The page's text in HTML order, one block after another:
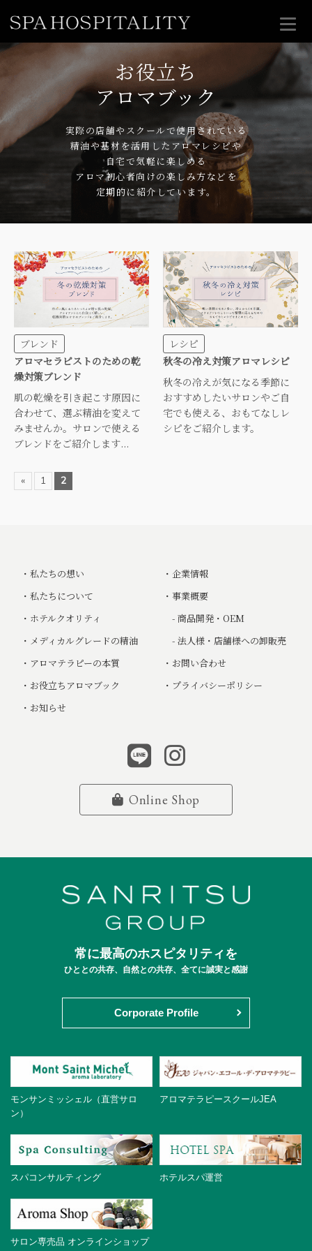
お役立ち
アロマブック
実際の店舗やスクールで使用されている
精油や基材を活用したアロマレシピや
自宅で気軽に楽しめる
アロマ初心者向けの楽しみ方などを
定期的に紹介しています。
ブレンド
アロマセラピストのための乾
燥対策ブレンド
肌の乾燥を引き起こす原因に
合わせて、選ぶ精油を変えて
みませんか。サロンで使える
ブレンドをご紹介します...
レシピ
秋冬の冷え対策アロマレシピ
秋冬の冷えが気になる季節に
おすすめしたいサロンやご自
宅でも使える、おもてなしレ
シピをご紹介します。
« 1 2
・ 私たちの想い
・ 私たちについて
・ ホテルクオリティ
・ メディカルグレードの精油
・ アロマテラピーの本質
・ お役立ちアロマブック
・ お知らせ
・ 企業情報
・ 事業概要
- 商品開発・OEM
- 法人様・店舗様への卸販売
・ お問い合わせ
・ プライバシーポリシー
Online Shop
常に最高のホスピタリティを
ひととの共存、自然との共存、全てに誠実と感謝
Corporate Profile
モンサンミッシェル（直営サロ
ン）
アロマテラピースクールJEA
スパコンサルティング ホテルスパ運営
サロン専売品 オンラインショップ